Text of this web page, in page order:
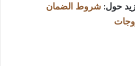
حول: شروط الضمان